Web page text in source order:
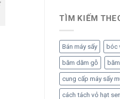
TÌM KIẾM
Bán máy sấy bóc
băm dăm gỗ
cung cấp máy sấy
cách tách vỏ hạt sen